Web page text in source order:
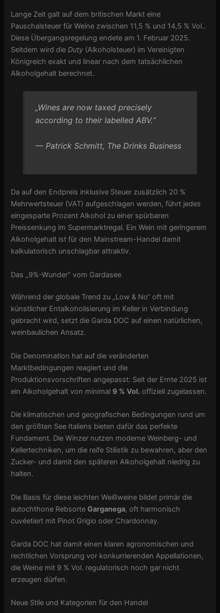
Lange Zeit galt auf dem britischen Markt eine
Pauschalsteuer für Weine zwischen 11,5 % und 14,5 % Vol..
Diese Übergangsregelung endete am 1. Februar 2025.
Seitdem wird dieDuty (Alkoholsteuer) im Vereinigten
Königreich exakt und linear nach dem tatsächlichen
Alkoholgehalt berechnet.
„Wines are now taxed precisely
according to their labelled ABV.“
— Patrick Schmitt, The Drinks Business
Da auf den Endpreis inklusive Steuer zusätzlich 20 %
Mehrwertsteuer (VAT) aufgeschlagen werden, führt jedes
eingesparte Prozent Alkohol zu einer spürbaren
Preissenkung im Supermarktregal. Ein Wein mit geringerem
Alkoholgehalt ist für den Mainstream-Handel damit
kalkulatorisch unschlagbar attraktiv.
Das „9%-Wunder“ vom Gardasee
Während der globale Trend zu „Low & No“ oft mit
künstlicher Entalkoholisierung im Keller in Verbindung
gebracht wird, setzt die Garda DOC auf einen natürlichen,
weinbaulichen Ansatz.
Die Denomination hat auf die veränderten
Marktbedingungen reagiert und die
Produktionsvorschriften angepasst: Seit der Ernte 2025 ist
ein Alkoholgehalt von minimal 9 % Vol. offiziell zugelassen.
Die klimatischen und geografischen Bedingungen rund um
den größten See Italiens bieten dafür das perfekte
Fundament. Die Winzer nutzen moderne Weinberg- und
Kellertechniken, um die reife Stilistik zu bewahren, aber den
Zucker- und damit den späteren Alkoholgehalt niedrig zu
halten.
Die Basis für diese leichten Weißweine bildet primär die
autochthone RebsorteGarganega, oft harmonisch
cuvéetiert mit Pinot Grigio oder Chardonnay.
Garda DOC hat damit einen klaren agronomischen und
rechtlichen Vorsprung vor konkurrierenden Appellationen,
die Weine mit 9 % Vol. regulatorisch noch gar nicht
erzeugen dürfen.
Neue Stile und Kategorien für den Handel